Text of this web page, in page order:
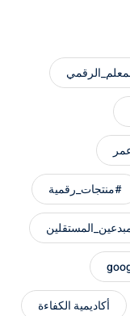
#منتجات_رقمية
أكاديمية الكفاءة